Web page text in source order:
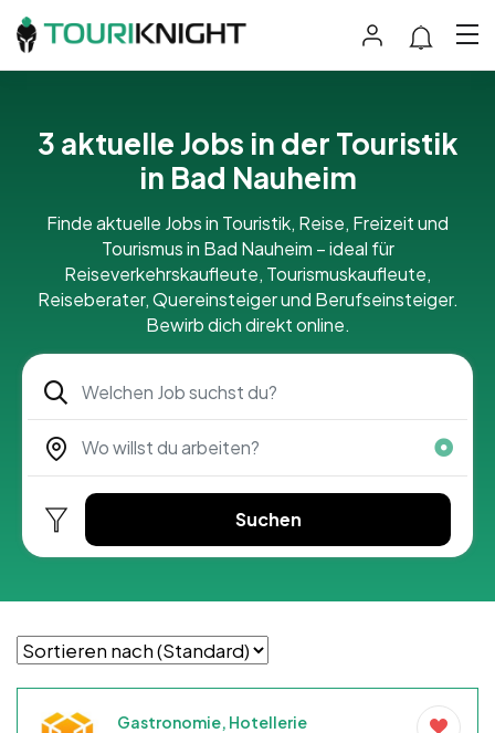
3 aktuelle Jobs in der Touristik
in Bad Nauheim
Finde aktuelle Jobs in Touristik, Reise, Freizeit und
Tourismus in Bad Nauheim – ideal für
Reiseverkehrskaufleute, Tourismuskaufleute,
Reiseberater, Quereinsteiger und Berufseinsteiger.
Bewirb dich direkt online.
Suchen
Gastronomie, Hotellerie